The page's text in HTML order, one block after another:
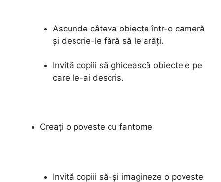
Ascunde câteva obiecte într-o cameră
și descrie-le fără să le arăți.
Invită copiii să ghicească obiectele pe
care le-ai descris.
Creați o poveste cu fantome
Invită copiii să-și imagineze o poveste